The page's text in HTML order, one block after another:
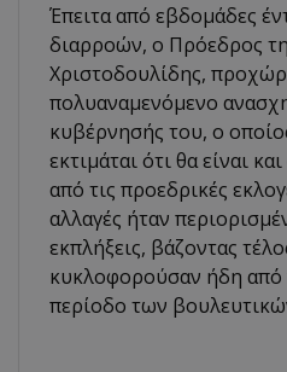
Έπειτα από εβδομάδες
διαρροών, ο Πρόεδρος
Χριστοδουλίδης,
πολυαναμενόμενο
κυβέρνησής του, ο
εκτιμάται ότι θα είναι
από τις προεδρικές
αλλαγές ήταν
εκπλήξεις, βάζοντας
κυκλοφορούσαν ήδη από
περίοδο των